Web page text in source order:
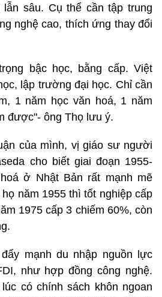
lẫn sâu. Cụ thể cần tập trung
nghệ cao, thích ứng thay đổi
bậc học, bằng cấp. Việt
lập trường đại học. Chỉ cần
1 năm học văn hoá, 1 năm
được"- ông Thọ lưu ý.
của mình, vị giáo sư người
cho biết giai đoạn 1955-
ở Nhật Bản rất mạnh mẽ
năm 1955 thì tốt nghiệp cấp
1975 cấp 3 chiếm 60%, còn
mạnh du nhập nguồn lực
như hợp đồng công nghệ.
có chính sách khôn ngoan